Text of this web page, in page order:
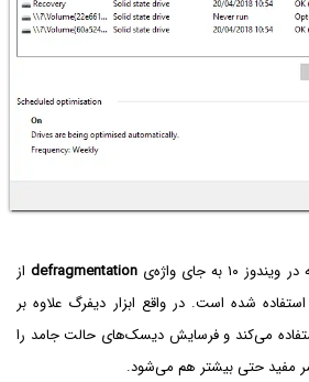
به جای واژه‌ی defragmentationاز
استفاده شده است. در واقع ابزار دیفرگ علاوه بر
می‌کند و فرسایش دیسک‌های حالت جامد را
مفید حتی بیشتر هم می‌شود.